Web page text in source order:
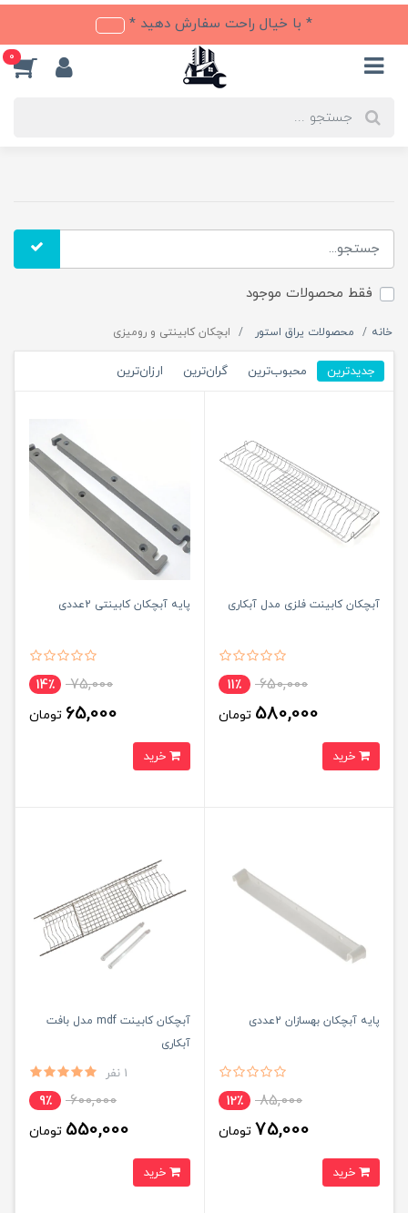
* با خیال راحت سفارش دهید *
0
فقط محصولات موجود
خانه محصولات یراق استور ابچکان کابینتی و رومیزی
جدیدترین محبوب‌ترین گران‌ترین ارزان‌ترین
آبچکان کابینت فلزی مدل آبکاری
650,000 11٪
580,000 تومان
پایه آبچکان کابینتی 2عددی
75,000 14٪
65,000 تومان
پایه آبچکان بهسازان 2عددی
85,000 12٪
75,000 تومان
آبچکان کابینت mdf مدل بافت
آبکاری
1 نفر
600,000 9٪
550,000 تومان